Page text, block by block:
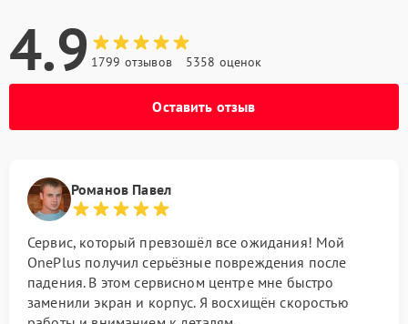
4.9 1799 отзывов 5358 оценок
Оставить отзыв
Романов Павел
Сервис, который превзошёл все ожидания! Мой
OnePlus получил серьёзные повреждения после
падения. В этом сервисном центре мне быстро
заменили экран и корпус. Я восхищён скоростью